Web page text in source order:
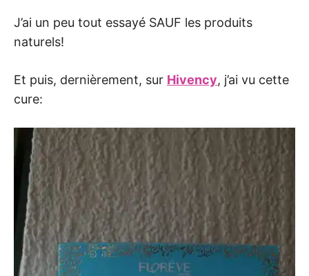
J’ai un peu tout essayé SAUF les produits
naturels!
Et puis, dernièrement, sur Hivency, j’ai vu cette
cure: